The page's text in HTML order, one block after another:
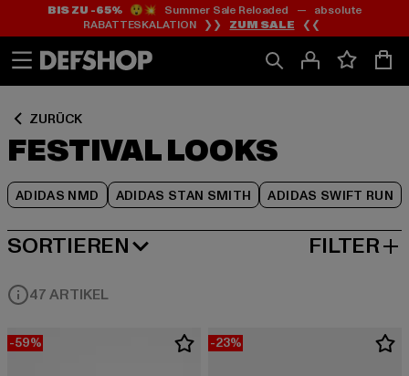
Zum
Inhalt
springen
Zum
Fußzeile
springen
BIS ZU -65%😲💥 Summer Sale Reloaded — absolute
RABATTESKALATION ❯❯ ZUM SALE ❮❮
ZURÜCK
FESTIVAL LOOKS
ADIDAS NMD ADIDAS STAN SMITH ADIDAS SWIFT RUN
Zum
Produktraster
springen
SORTIEREN
NEUESTE FILTER
47 ARTIKEL
-59% -23%